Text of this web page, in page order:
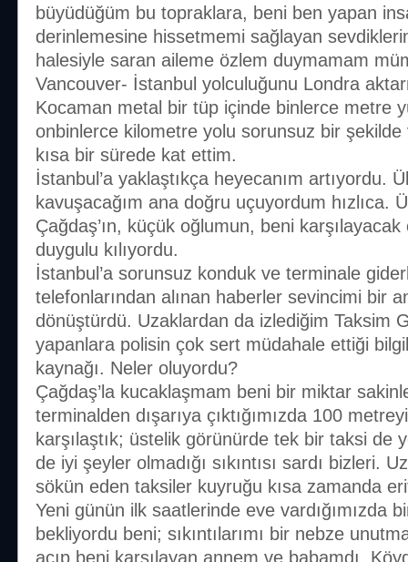
büyüdüğüm bu topraklara, beni ben yapan
derinlemesine hissetmemi sağlayan
halesiyle saran aileme özlem duymamam
Vancouver- İstanbul yolculuğunu Londra
Kocaman metal bir tüp içinde binlerce metre
onbinlerce kilometre yolu sorunsuz bir şekilde
kısa bir sürede kat ettim.
İstanbul’a yaklaştıkça heyecanım artıyordu.
kavuşacağım ana doğru uçuyordum hızlıca.
Çağdaş’ın, küçük oğlumun, beni karşılayacak
duygulu kılıyordu.
İstanbul’a sorunsuz konduk ve terminale
telefonlarından alınan haberler sevincimi bir
dönüştürdü. Uzaklardan da izlediğim Taksim
yapanlara polisin çok sert müdahale ettiği
kaynağı. Neler oluyordu?
Çağdaş’la kucaklaşmam beni bir miktar
terminalden dışarıya çıktığımızda 100
karşılaştık; üstelik görünürde tek bir taksi de
de iyi şeyler olmadığı sıkıntısı sardı bizleri.
sökün eden taksiler kuyruğu kısa zamanda
Yeni günün ilk saatlerinde eve vardığımızda
bekliyordu beni; sıkıntılarımı bir nebze
açıp beni karşılayan annem ve babamdı.